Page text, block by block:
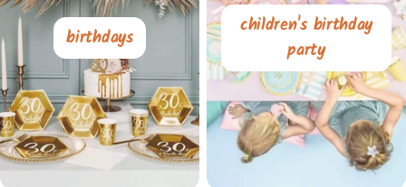
birthdays
children's birthday
party